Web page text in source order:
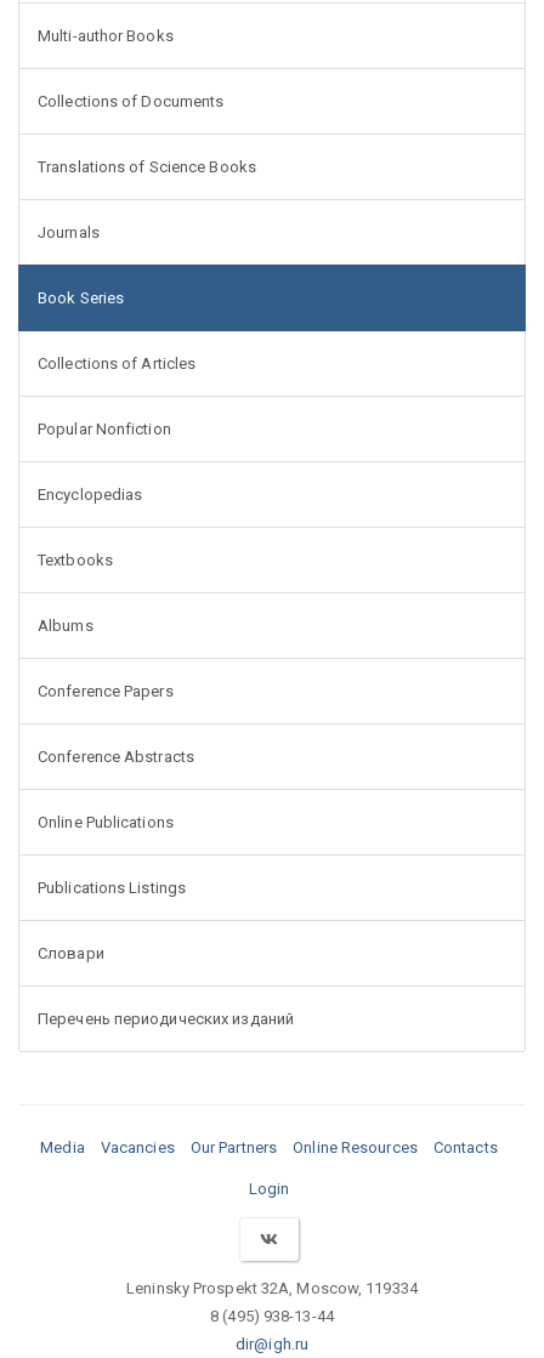
Multi-author Books
Collections of Documents
Translations of Science Books
Journals
Book Series
Collections of Articles
Popular Nonfiction
Encyclopedias
Textbooks
Albums
Conference Papers
Conference Abstracts
Online Publications
Publications Listings
Словари
Перечень периодических изданий
Media Vacancies Our Partners Online Resources Contacts
Login
Leninsky Prospekt 32A, Moscow, 119334
8 (495) 938-13-44
dir@igh.ru